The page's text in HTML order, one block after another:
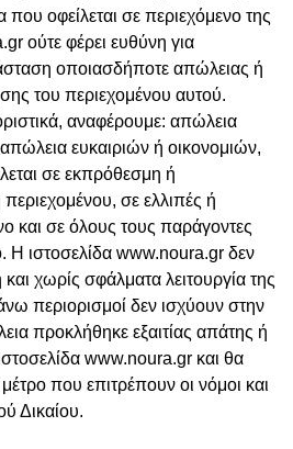
οφείλεται σε περιεχόμενο της
ούτε φέρει ευθύνη για
οποιασδήποτε απώλειας ή
του περιεχομένου αυτού.
αναφέρουμε: απώλεια
ευκαιριών ή οικονομιών,
σε εκπρόθεσμη ή
σε ελλιπές ή
και σε όλους τους παράγοντες
Η ιστοσελίδα www.noura.gr δεν
και χωρίς σφάλματα λειτουργία της
περιορισμοί δεν ισχύουν στην
προκλήθηκε εξαιτίας απάτης ή
www.noura.gr και θα
που επιτρέπουν οι νόμοι και
Δικαίου.